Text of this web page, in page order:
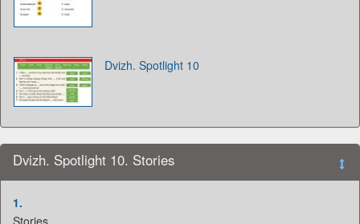
Dvizh. Spotlight 10
Dvizh. Spotlight 10. Stories
1.
Stories